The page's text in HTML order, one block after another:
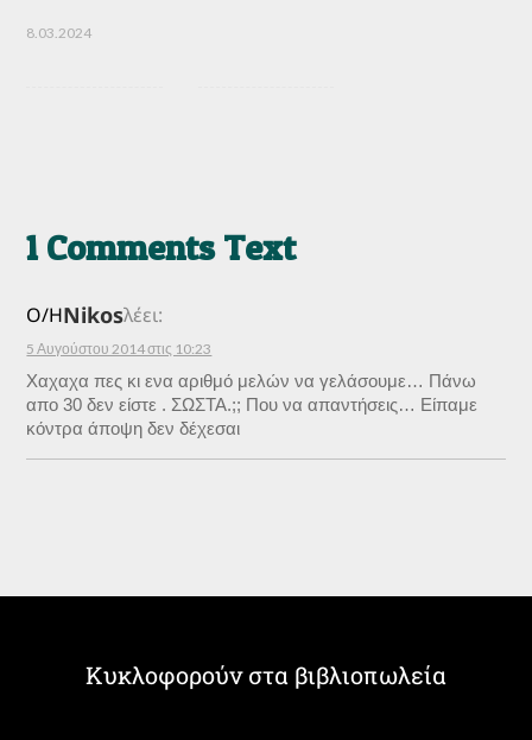
8.03.2024
1 Comments Text
Ο/ΗNikosλέει:
5 Αυγούστου 2014 στις 10:23
Χαχαχα πες κι ενα αριθμό μελών να γελάσουμε… Πάνω
απο 30 δεν είστε . ΣΩΣΤΑ.;; Που να απαντήσεις… Είπαμε
κόντρα άποψη δεν δέχεσαι
Κυκλοφορούν στα βιβλιοπωλεία